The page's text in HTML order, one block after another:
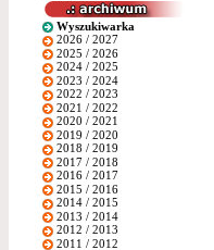
Wyszukiwarka
2026 / 2027
2025 / 2026
2024 / 2025
2023 / 2024
2022 / 2023
2021 / 2022
2020 / 2021
2019 / 2020
2018 / 2019
2017 / 2018
2016 / 2017
2015 / 2016
2014 / 2015
2013 / 2014
2012 / 2013
2011 / 2012